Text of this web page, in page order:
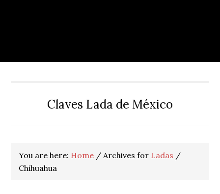
Claves Lada de México
You are here: Home / Archives for Ladas /
Chihuahua